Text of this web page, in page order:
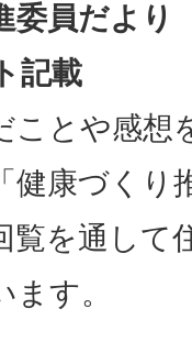
委員だより
記載
ことや感想
健康づくり
覧を通して
す。